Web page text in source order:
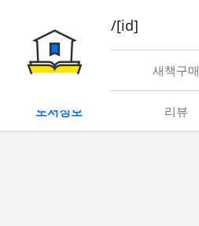
book/rent/[id]
대여 새책구매
도서정보 리뷰